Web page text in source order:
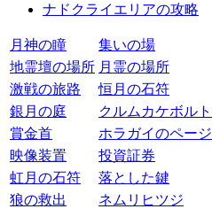
ナドクライエリアの攻略
月神の瞳
集いの場
地霊壇の場所 月霊の場所
激戦の旅路
恒月の石符
銀月の庭
クルムカケボルト
賞金首
ホラガイのページ
映像装置
投資証券
虹月の石符
落とした鍵
狼の救出
ネムリヒツジ